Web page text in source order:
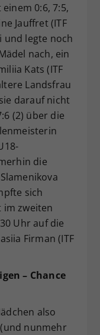
0:6, 7:5,
Jauffret (ITF
und legte noch
nach, ein
Kats (ITF
Landsfrau
darauf nicht
(2) über die
die
sich
zweiten
Uhr auf die
Firman (ITF
– Chance
also
nunmehr